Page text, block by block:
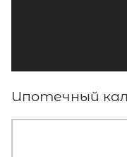
Ипотечный